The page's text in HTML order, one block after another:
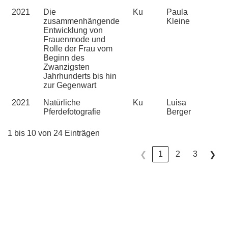
2021
Die
zusammenhängende
Entwicklung von
Frauenmode und
Rolle der Frau vom
Beginn des
Zwanzigsten
Jahrhunderts bis hin
zur Gegenwart
Ku
Paula
Kleine
2021
Natürliche
Pferdefotografie
Ku
Luisa
Berger
1 bis 10 von 24 Einträgen
❮ 1 2 3 ❯